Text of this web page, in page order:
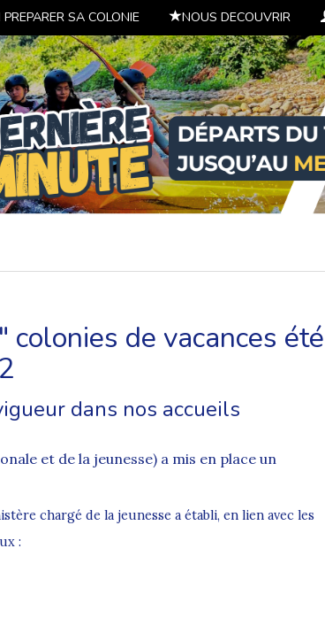
PREPARER SA COLONIE NOUS DECOUVRIR
de vacances été
dans nos accueils
et de la jeunesse) a mis en place un
chargé de la jeunesse a établi, en lien avec les
: